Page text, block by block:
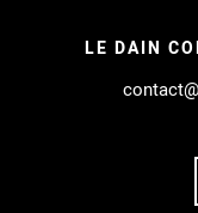
LE DAIN